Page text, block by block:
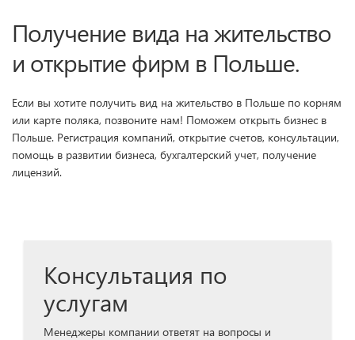
Получение вида на жительство
и открытие фирм в Польше.
Если вы хотите получить вид на жительство в Польше по корням
или карте поляка, позвоните нам! Поможем открыть бизнес в
Польше. Регистрация компаний, открытие счетов, консультации,
помощь в развитии бизнеса, бухгалтерский учет, получение
лицензий.
Консультация по
услугам
Менеджеры компании ответят на вопросы и